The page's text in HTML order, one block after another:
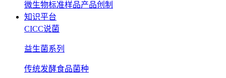
微生物标准样品产品创制
知识平台
CICC说菌
益生菌系列
传统发酵食品菌种